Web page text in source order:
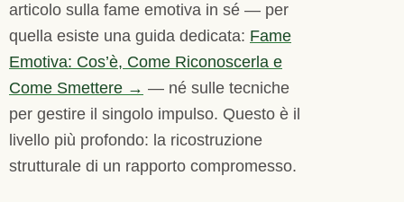
articolo sulla fame emotiva in sé — per
quella esiste una guida dedicata: Fame
Emotiva: Cos’è, Come Riconoscerla e
Come Smettere → — né sulle tecniche
per gestire il singolo impulso. Questo è il
livello più profondo: la ricostruzione
strutturale di un rapporto compromesso.